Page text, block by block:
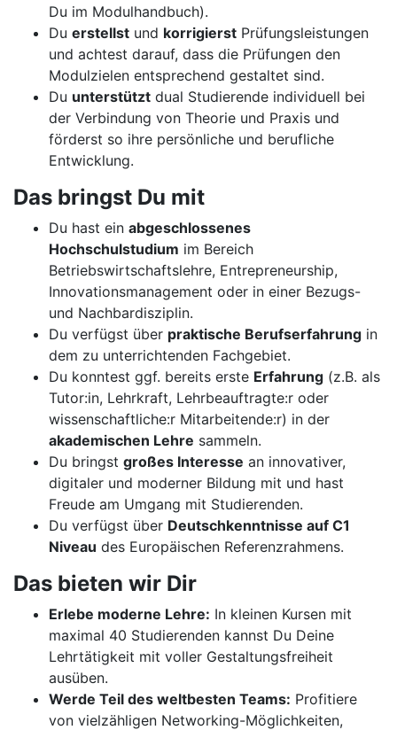
Du im Modulhandbuch).
Du erstellst und korrigierst Prüfungsleistungen
und achtest darauf, dass die Prüfungen den
Modulzielen entsprechend gestaltet sind.
Du unterstützt dual Studierende individuell bei
der Verbindung von Theorie und Praxis und
förderst so ihre persönliche und berufliche
Entwicklung.
Das bringst Du mit
Du hast ein abgeschlossenes
Hochschulstudium im Bereich
Betriebswirtschaftslehre, Entrepreneurship,
Innovationsmanagement oder in einer Bezugs-
und Nachbardisziplin.
Du verfügst über praktische Berufserfahrung in
dem zu unterrichtenden Fachgebiet.
Du konntest ggf. bereits erste Erfahrung (z.B. als
Tutor:in, Lehrkraft, Lehrbeauftragte:r oder
wissenschaftliche:r Mitarbeitende:r) in der
akademischen Lehre sammeln.
Du bringst großes Interesse an innovativer,
digitaler und moderner Bildung mit und hast
Freude am Umgang mit Studierenden.
Du verfügst über Deutschkenntnisse auf C1
Niveau des Europäischen Referenzrahmens.
Das bieten wir Dir
Erlebe moderne Lehre: In kleinen Kursen mit
maximal 40 Studierenden kannst Du Deine
Lehrtätigkeit mit voller Gestaltungsfreiheit
ausüben.
Werde Teil des weltbesten Teams: Profitiere
von vielzähligen Networking-Möglichkeiten,